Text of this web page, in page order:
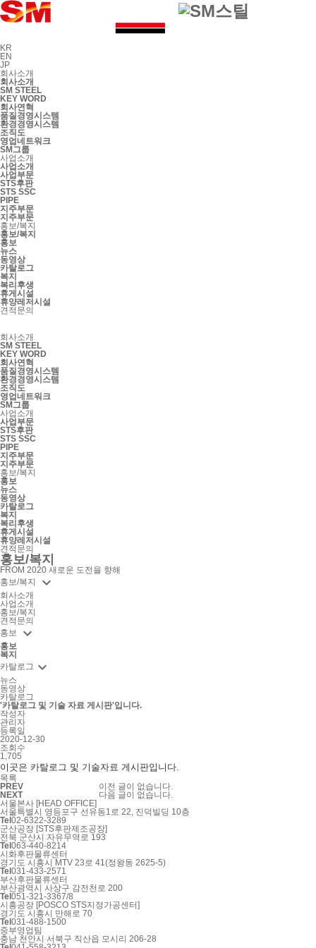
KR
EN
JP
회사소개
회사소개
SM STEEL
KEY WORD
회사연혁
품질경영시스템
환경경영시스템
조직도
영업네트워크
SM그룹
사업소개
사업소개
사업부문
STS후판
STS SSC
PIPE
지주부문
지주부문
홍보/복지
홍보/복지
홍보
뉴스
동영상
카탈로그
복지
복리후생
휴게시설
휴양레저시설
견적문의
회사소개
SM STEEL
KEY WORD
회사연혁
품질경영시스템
환경경영시스템
조직도
영업네트워크
SM그룹
사업소개
사업부문
STS후판
STS SSC
PIPE
지주부문
지주부문
홍보/복지
홍보
뉴스
동영상
카탈로그
복지
복리후생
휴게시설
휴양레저시설
견적문의
홍보/복지
FROM 2020 새로운 도전을 향해
홍보/복지

회사소개
사업소개
홍보/복지
견적문의
홍보

홍보
복지
카탈로그 keyboard_arrow_down
뉴스
동영상
카탈로그
'카탈로그 및 기술 자료 게시판'입니다.
작성자
관리자
등록일
2020-12-30
조회수
1,705
이곳은 카탈로그 및 기술자료 게시판입니다.
목록
PREV
이전 글이 없습니다.
NEXT
다음 글이 없습니다.
서울본사 [HEAD OFFICE]
서울특별시 영등포구 선유동1로 22, 진덕빌딩 10층
Tel 02-6322-3289
군산공장 [STS후판제조공장]
전북 군산시 자유무역로 193
Tel 063-440-8214
시화후판물류센터
경기도 시흥시 MTV 23로 41(정왕동 2625-5)
Tel 031-433-2571
부산후판물류센터
부산광역시 사상구 감전천로 200
Tel 051-321-3367/8
시흥공장 [POSCO STS지정가공센터]
경기도 시흥시 만해로 70
Tel 031-488-1500
중부영업팀
충남 천안시 서북구 직산읍 모시리 206-28